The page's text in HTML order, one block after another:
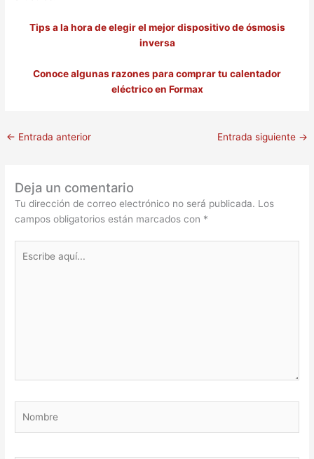
Tips a la hora de elegir el mejor dispositivo de ósmosis
inversa
Conoce algunas razones para comprar tu calentador
eléctrico en Formax
← Entrada anterior Entrada siguiente →
Deja un comentario
Tu dirección de correo electrónico no será publicada. Los
campos obligatorios están marcados con *
aquí...